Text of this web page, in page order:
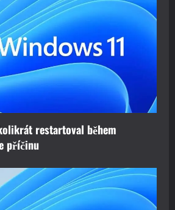
restartoval během
příčinu